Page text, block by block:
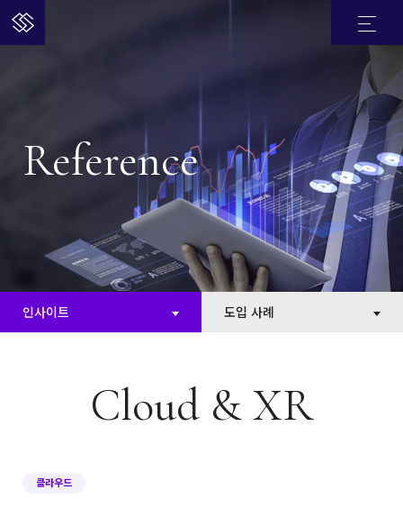
Reference
인사이트 도입 사례
Cloud & XR
클라우드